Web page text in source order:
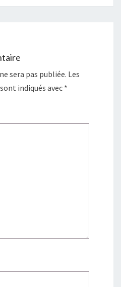
sera pas publiée. Les
indiqués avec *